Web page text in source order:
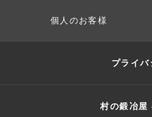
個人のお客様
プライバ
村の鍛冶屋